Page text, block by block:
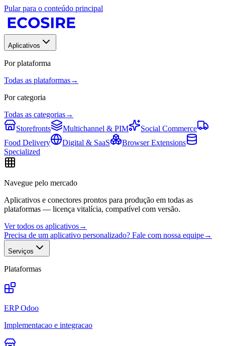
Pular para o conteúdo principal
Aplicativos
Por plataforma
Todas as plataformas→
Por categoria
Todas as categorias→
Storefronts
Multichannel & PIM
Social Commerce
Food Delivery
Digital & SaaS
Browser Extensions
Specialized
Navegue pelo mercado
Aplicativos e conectores prontos para produção em todas as
plataformas — licença vitalícia, compatível com versão.
Ver todos os aplicativos→
Precisa de um aplicativo personalizado? Fale com nossa equipe→
Serviços
Plataformas
ERP Odoo
Implementacao e integracao